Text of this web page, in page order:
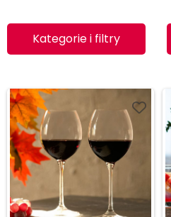
Kategorie i filtry